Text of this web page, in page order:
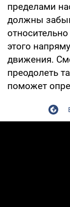
пределами
должны
этого
движения.
преодолеть
поможет